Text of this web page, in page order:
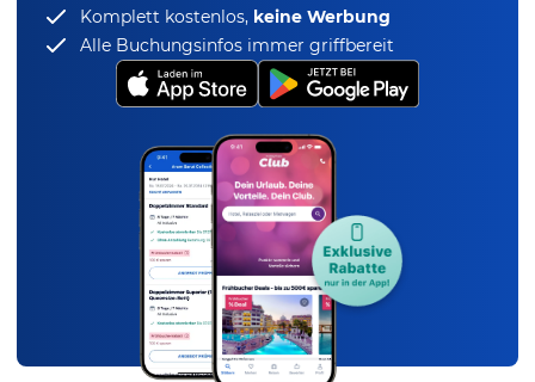
Komplett kostenlos, keine Werbung
Alle Buchungsinfos immer griffbereit